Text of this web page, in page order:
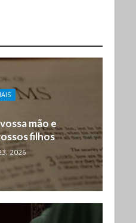
mão e
filhos
2026